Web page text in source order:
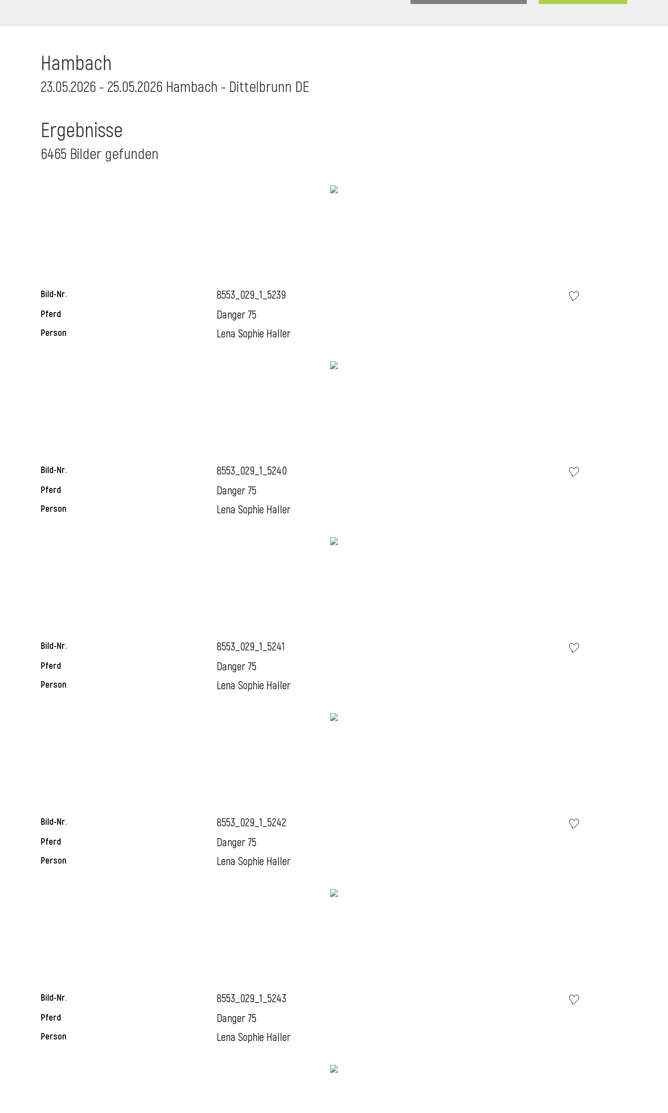
Hambach
23.05.2026 - 25.05.2026 Hambach - Dittelbrunn DE
Ergebnisse
6465 Bilder gefunden
Bild-Nr. 8553_029_1_5239
Pferd Danger 75
Person Lena Sophie Haller
Bild-Nr. 8553_029_1_5240
Pferd Danger 75
Person Lena Sophie Haller
Bild-Nr. 8553_029_1_5241
Pferd Danger 75
Person Lena Sophie Haller
Bild-Nr. 8553_029_1_5242
Pferd Danger 75
Person Lena Sophie Haller
Bild-Nr. 8553_029_1_5243
Pferd Danger 75
Person Lena Sophie Haller